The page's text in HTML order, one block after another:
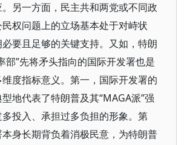
另一方面，民主共和两党或不同政
权问题上的立场基本处于对峙状
要且足够的关键支持。又如，特朗
部”先将矛头指向的国际开发署也是
度指标意义。第一，国际开发署的
地代表了特朗普及其“MAGA派”强
投入、承担过多负担的形象。第
身长期背负着消极民意，为特朗普